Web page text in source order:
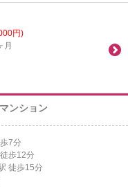
円)
月
ンション
7分
徒歩12分
徒歩15分